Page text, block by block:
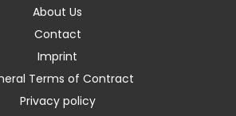
About Us
Contact
Imprint
Terms of Contract
Privacy policy